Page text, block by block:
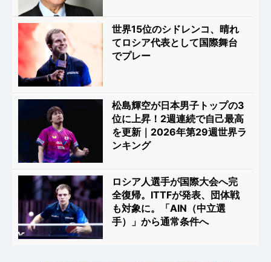
世界15位のシドレンコ、晴れ
てロシア代表として国際舞台
でプレー
松島輝空が日本男子トップの3
位に上昇！2週連続で自己最高
を更新｜2026年第29週世界ラ
ンキング
ロシア人選手が国際大会へ完
全復帰。ITTFが発表、団体戦
も対象に。「AIN（中立選
手）」から通常条件へ